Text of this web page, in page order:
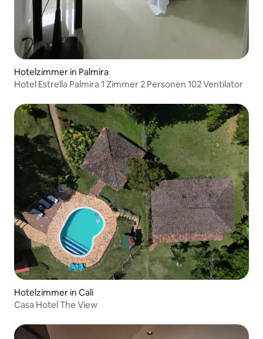
Hotelzimmer in Palmira
Hotel Estrella Palmira 1 Zimmer 2 Personen 102 Ventilator
Hotelzimmer in Cali
Casa Hotel The View